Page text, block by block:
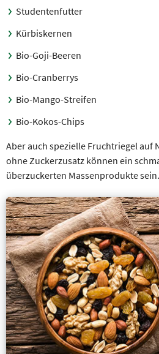
Studentenfutter
Kürbiskernen
Bio-Goji-Beeren
Bio-Cranberrys
Bio-Mango-Streifen
Bio-Kokos-Chips
Aber auch spezielle Fruchtriegel auf
ohne Zuckerzusatz können ein
überzuckerten Massenprodukte sein.